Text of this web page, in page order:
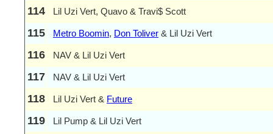
114 Lil Uzi Vert, Quavo & Travi$ Scott
115 Metro Boomin, Don Toliver & Lil Uzi Vert
116 NAV & Lil Uzi Vert
117 NAV & Lil Uzi Vert
118 Lil Uzi Vert & Future
119 Lil Pump & Lil Uzi Vert